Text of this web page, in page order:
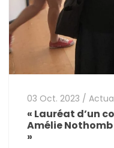
03 Oct. 2023 /
« Lauréat d’un
Amélie Nothomb
»